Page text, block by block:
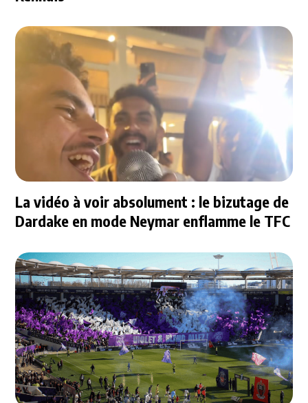
La vidéo à voir absolument : le bizutage de
Dardake en mode Neymar enflamme le TFC